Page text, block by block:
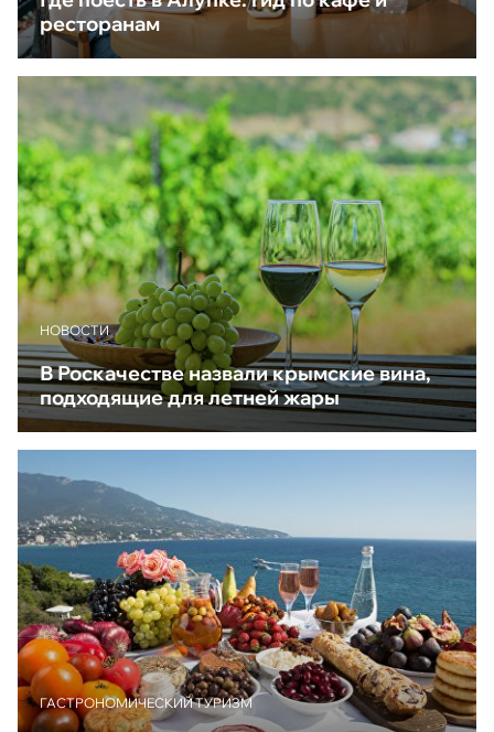
ресторанам
НОВОСТИ
В Роскачестве назвали крымские вина,
подходящие для летней жары
ГАСТРОНОМИЧЕСКИЙ ТУРИЗМ